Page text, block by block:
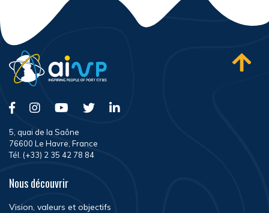
5, quai de la Saône
76600 Le Havre, France
Tél. (+33) 2 35 42 78 84
Nous découvrir
Vision, valeurs et objectifs